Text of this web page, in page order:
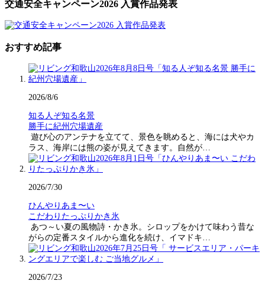
交通安全キャンペーン2026 入賞作品発表
おすすめ記事
2026/8/6
知る人ぞ知る名景
勝手に紀州穴場遺産
遊び心のアンテナを立てて、景色を眺めると、海には犬やカ
ラス、海岸には熊の姿が見えてきます。自然が…
2026/7/30
ひんやりあま〜い
こだわりたっぷりかき氷
あつ～い夏の風物詩・かき氷。シロップをかけて味わう昔な
がらの定番スタイルから進化を続け、イマドキ…
2026/7/23